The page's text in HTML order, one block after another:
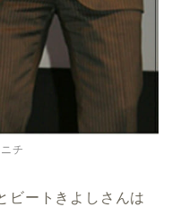
チ
ビートきよしさんは